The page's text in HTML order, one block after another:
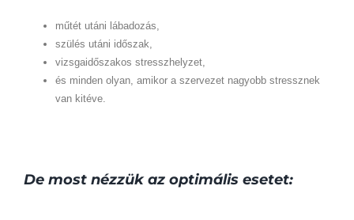
műtét utáni lábadozás,
szülés utáni időszak,
vizsgaidőszakos stresszhelyzet,
és minden olyan, amikor a szervezet nagyobb stressznek
van kitéve.
De most nézzük az optimális esetet: